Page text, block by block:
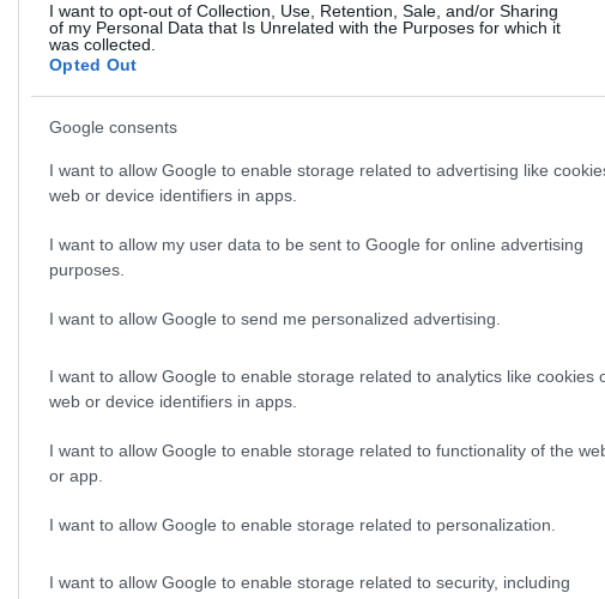
I want to opt-out of Collection, Use, Retention, Sale, and/or Sharing
of my Personal Data that Is Unrelated with the Purposes for which it
was collected.
Opted Out
Google consents
I want to allow Google to enable storage related to advertising like
web or device identifiers in apps.
I want to allow my user data to be sent to Google for online advertising
purposes.
I want to allow Google to send me personalized advertising.
I want to allow Google to enable storage related to analytics like cookies
web or device identifiers in apps.
I want to allow Google to enable storage related to functionality of the
or app.
I want to allow Google to enable storage related to personalization.
I want to allow Google to enable storage related to security, including
τρόπο και συνεχίζει έτσι! Αυτό το Σαββατοκύριακο 10 και 11
των ΕΙΚΟΝΩΝ!